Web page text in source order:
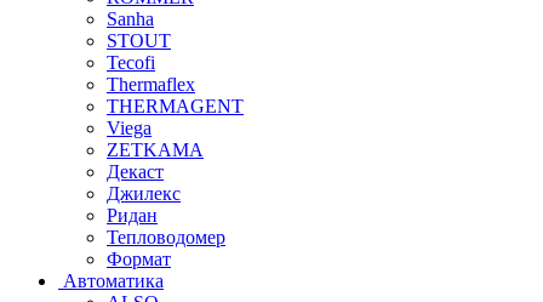
Sanha
STOUT
Tecofi
Thermaflex
THERMAGENT
Viega
ZETKAMA
Декаст
Джилекс
Ридан
Тепловодомер
Формат
Автоматика